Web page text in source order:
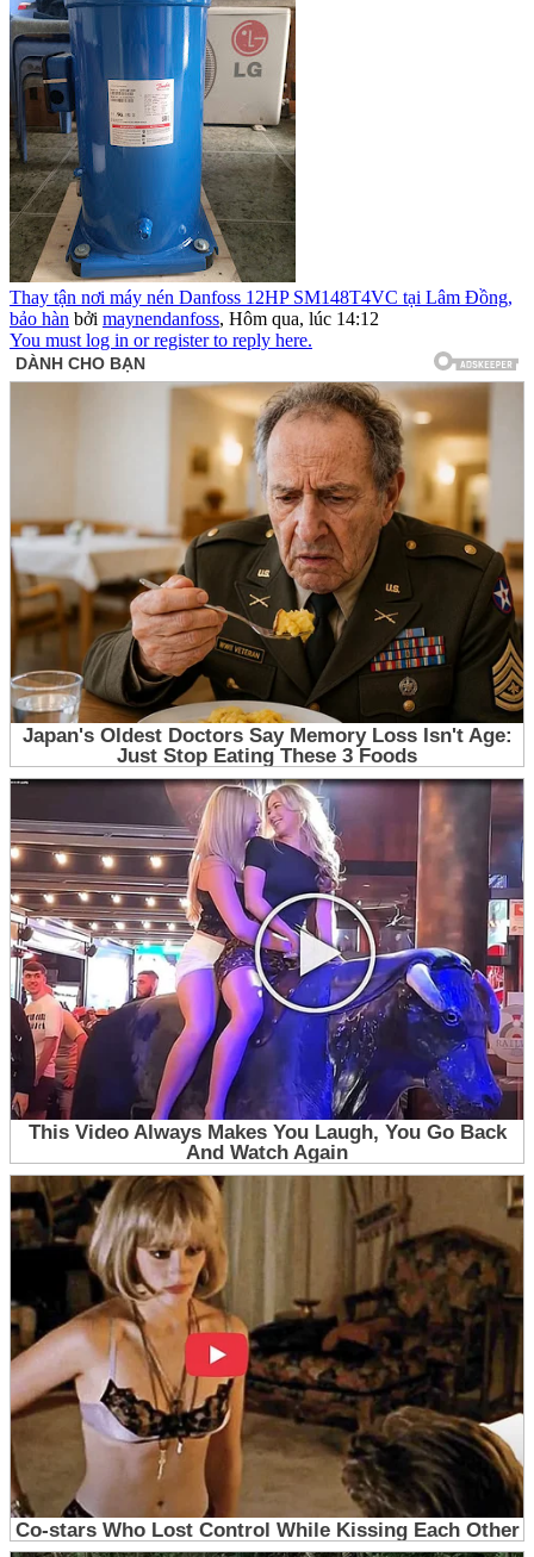
Thay tận nơi máy nén Danfoss 12HP SM148T4VC tại Lâm Đồng,
bảo hàn bởi maynendanfoss, Hôm qua, lúc 14:12
You must log in or register to reply here.